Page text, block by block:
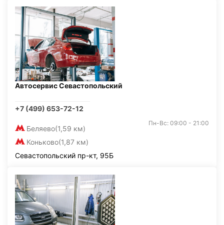
Автосервис Севастопольский
+7 (499) 653-72-12
Беляево(1,59 км)
Коньково(1,87 км)
Пн-Вс: 09:00 - 21:00
Севастопольский пр-кт, 95Б